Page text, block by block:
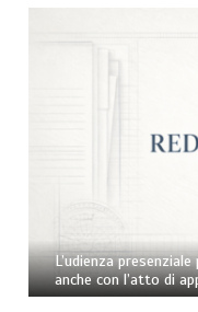
L’udienza
anche con l’atto di